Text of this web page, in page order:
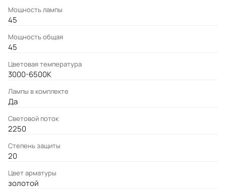
Мощность лампы
45
Мощность общая
45
Цветовая температура
3000-6500K
Лампы в комплекте
Да
Световой поток
2250
Степень защиты
20
Цвет арматуры
золотой